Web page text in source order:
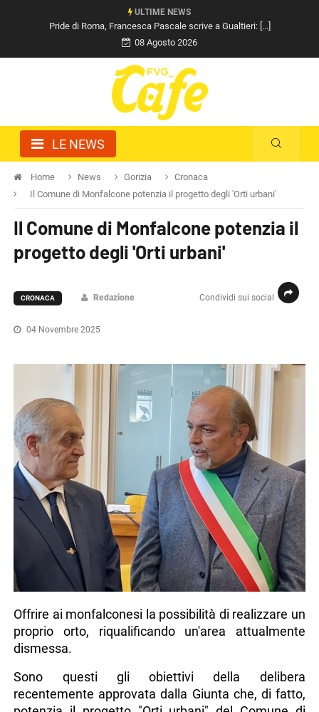
ULTIME NEWS
Pride di Roma, Francesca Pascale scrive a Gualtieri: [...]
08 Agosto 2026
LE NEWS
Home News Gorizia
Cronaca
Il Comune di Monfalcone potenzia il progetto degli 'Orti urbani'
Il Comune di Monfalcone potenzia il
progetto degli 'Orti urbani'
Condividi sui social
CRONACA Redazione
04 Novembre 2025
Offrire ai monfalconesi la possibilità di realizzare un
proprio orto, riqualificando un'area attualmente
dismessa.
Sono questi gli obiettivi della delibera
recentemente approvata dalla Giunta che, di fatto,